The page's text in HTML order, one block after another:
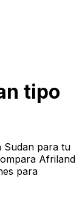
tipo
Sudan para tu
Afriland
para